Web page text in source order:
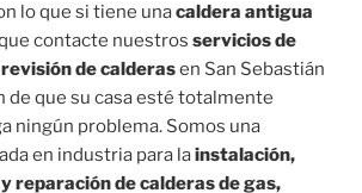
lo que si tiene unacaldera antigua
contacte nuestros servicios de
de calderasen San Sebastián
de que su casa esté totalmente
ningún problema. Somos una
en industria para lainstalación,
reparación de calderas de gas,